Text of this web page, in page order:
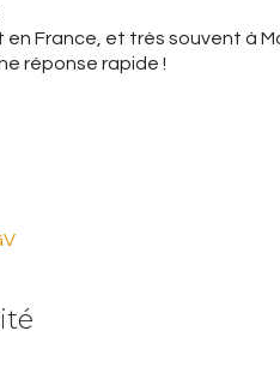
France, et très souvent à
réponse rapide !